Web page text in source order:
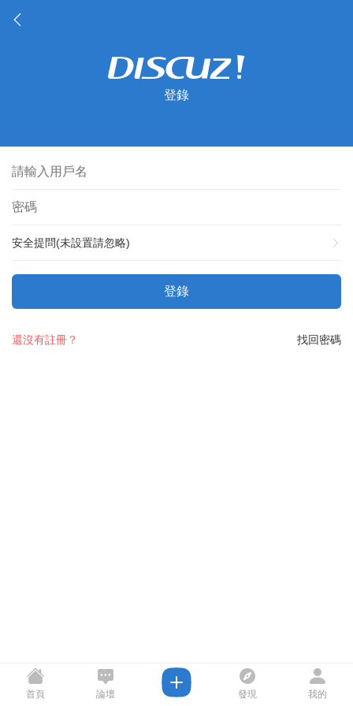
登錄
安全提問(未設置請忽略)
登錄
找回密碼
還沒有註冊？
首頁 論壇 發現 我的